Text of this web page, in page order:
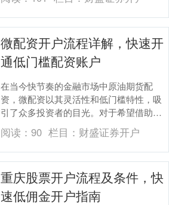
可忽视的重要市场。....
微配资开户流程详解，快速开
通低门槛配资账户
在当今快节奏的金融市场中原油期货配
资，微配资以其灵活性和低门槛特性，吸
引了众多投资者的目光。对于希望借助杠
杆放大收益，却又被传统配资高门槛劝退
的投资者而言，微配....
阅读：90 栏目： 财盛证券开户
重庆股票开户流程及条件，快
速低佣金开户指南